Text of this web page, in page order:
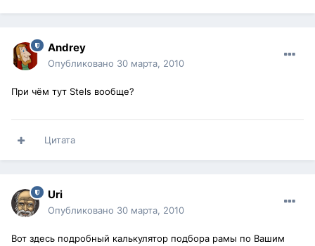
Andrey
Опубликовано 30 марта, 2010
При чём тут Stels вообще?
Цитата
Uri
Опубликовано 30 марта, 2010
Вот здесь подробный калькулятор подбора рамы по Вашим